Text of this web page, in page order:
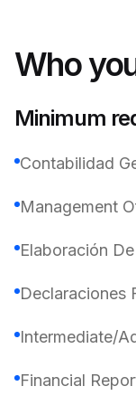
Who
Minimum
Contabilidad
Management
Elaboración
Declaraciones
Intermediate/
Financial